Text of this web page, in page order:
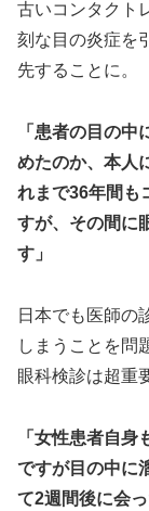
古いコンタクト
刻な目の炎症を
先することに。
「患者の目の
めたのか、本人
れまで36年間も
すが、その間に
す」
日本でも医師の
しまうことを問
眼科検診は超重
「女性患者自身
ですが目の中に
て2週間後に会